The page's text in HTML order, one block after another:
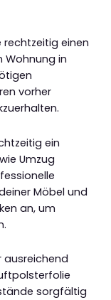
rechtzeitig einen
Wohnung in
vorher
ein
Umzug
Möbel und
an, um
ausreichend
sorgfältig